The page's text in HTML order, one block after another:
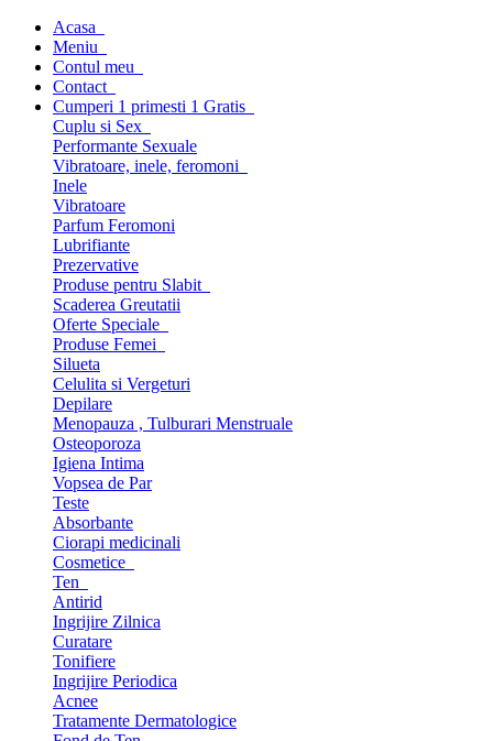
Acasa
Meniu
Contul meu
Contact
Cumperi 1 primesti 1 Gratis
Cuplu si Sex
Performante Sexuale
Vibratoare, inele, feromoni
Inele
Vibratoare
Parfum Feromoni
Lubrifiante
Prezervative
Produse pentru Slabit
Scaderea Greutatii
Oferte Speciale
Produse Femei
Silueta
Celulita si Vergeturi
Depilare
Menopauza , Tulburari Menstruale
Osteoporoza
Igiena Intima
Vopsea de Par
Teste
Absorbante
Ciorapi medicinali
Cosmetice
Ten
Antirid
Ingrijire Zilnica
Curatare
Tonifiere
Ingrijire Periodica
Acnee
Tratamente Dermatologice